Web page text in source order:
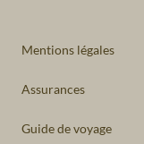
Mentions légales
Assurances
Guide de voyage